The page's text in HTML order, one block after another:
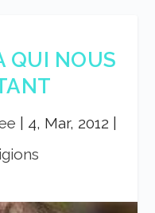
QUI NOUS
4, Mar, 2012